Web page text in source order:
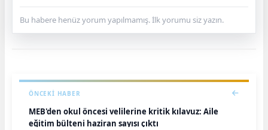
Bu habere henüz yorum yapılmamış. İlk yorumu siz yazın.
ÖNCEKI HABER
MEB'den okul öncesi velilerine kritik kılavuz: Aile
eğitim bülteni haziran sayısı çıktı